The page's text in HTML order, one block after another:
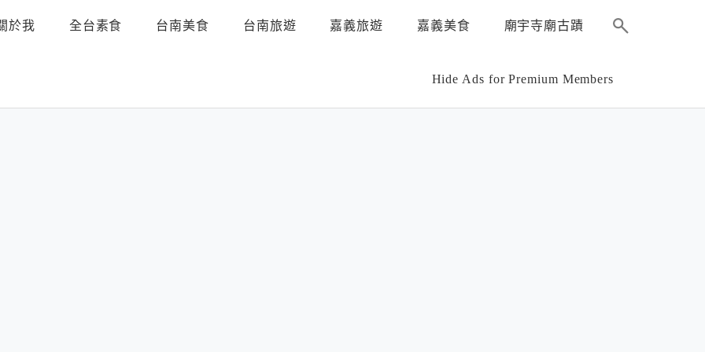
於我 全台素食 台南美食 台南旅遊 嘉義旅遊 嘉義美食 廟宇寺廟古蹟
Hide Ads for Premium Members